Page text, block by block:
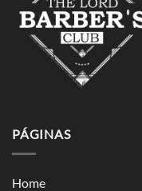
PÁGINAS
Home